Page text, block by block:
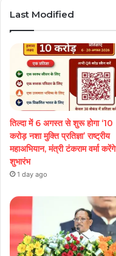
Last Modified
तिल्दा में 6 अगस्त से शुरू होगा ‘10
करोड़ नशा मुक्ति प्रतिज्ञा’ राष्ट्रीय
महाअभियान, मंत्री टंकराम वर्मा करेंगे
शुभारंभ
1 day ago